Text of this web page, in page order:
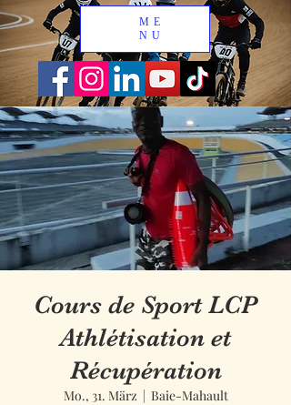
ME
NU
Cours de Sport LCP
Athlétisation et
Récupération
Mo., 31. März
  |
Baie-Mahault